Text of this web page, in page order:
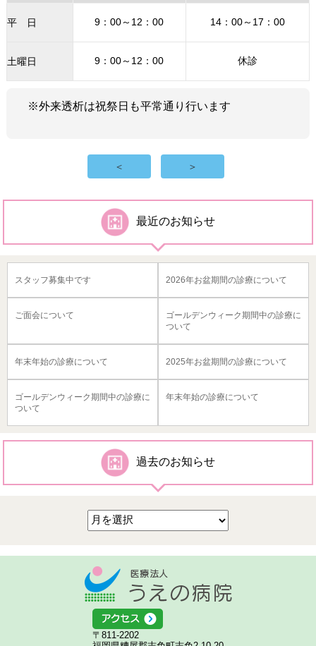
平 日 9：00～12：00 14：00～17：00
土曜日 9：00～12：00 休診
※外来透析は祝祭日も平常通り行います
＜ ＞
最近のお知らせ
スタッフ募集中です 2026年お盆期間の診療について
ご面会について
ゴールデンウィーク期間中の診療に
ついて
年末年始の診療について 2025年お盆期間の診療について
ゴールデンウィーク期間中の診療に
ついて
年末年始の診療について
過去のお知らせ
〒811-2202